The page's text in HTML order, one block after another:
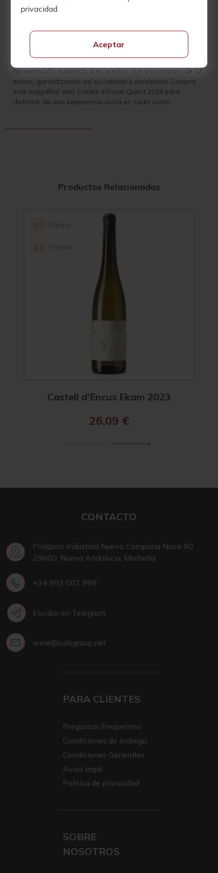
privacidad.
Aceptar
Astell (a 1.230 metros), ampliando el espectro de sabores y
aromas.
La vendimia se realiza de forma manual en cajas de 10 kg,
utilizando uvas exclusivamente de la finca. La fermentación
tiene lugar en lagares de piedra del siglo 12, utilizando
levaduras autóctonas. El 100% del vino completa la
fermentación maloláctica en barrica, con una crianza de 17
meses, garantizando así su calidad y excelencia. Compra
este magnífico vino Castell d’Encus Quest 2018 para
disfrutar de una experiencia única en cada sorbo.
Productos Relacionados
Parker
Vivino
Castell d'Encus Ekam 2023
26,09 €
CONTACTO
Poligono Industrial Nueva Campana Nave 80,
29660, Nueva Andalucia, Marbella
+34 952 002 999
Escribir en Telegram
wine@sologroup.net
PARA CLIENTES
Preguntas Frequentes
Condiciones de entrega
Condiciones Generales
Aviso legal
Politica de privacidad
SOBRE
NOSOTROS